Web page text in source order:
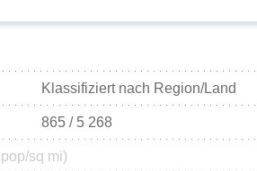
Klassifiziert nach Region/Land
865 / 5 268
sq mi)